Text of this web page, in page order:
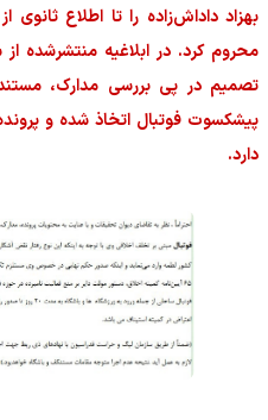
بهزاد داداش‌زاده را تا اطلاع
محروم کرد. در ابلاغیه منتشرشده
تصمیم در پی بررسی مدارک،
پیشکسوت فوتبال اتخاذ شده و
دارد.